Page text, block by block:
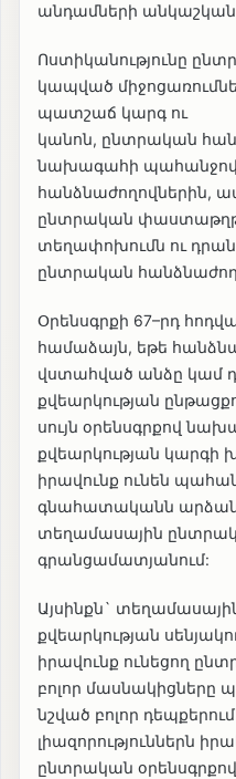
անդամների անկաշկանդ
Ոստիկանությունը
կապված
պատշաճ կարգ ու
կանոն, ընտրական
նախագահի պահանջով
հանձնաժողովներին,
ընտրական
տեղափոխումն ու
ընտրական
Օրենսգրքի 67–րդ
համաձայն, եթե
վստահված անձը կամ
քվեարկության
սույն օրենսգրքով
քվեարկության
իրավունք ունեն
գնահատականն
տեղամասային
գրանցամատյանում:
Այսինքն`
քվեարկության
իրավունք ունեցող
բոլոր մասնակիցները
նշված բոլոր
լիազորություններն
ընտրական